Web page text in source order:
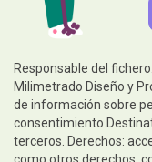
Responsable del
Milimetrado Diseño y
de información sobre
terceros. Derechos: